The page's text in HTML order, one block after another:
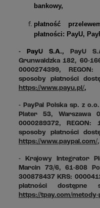
bankowy,
płatność
płatności: PayU,
- PayU S.A.,
PayU
Grunwaldzka 182, 60-
0000274399,
sposoby płatności
https://www.payu.pl/,
- PayPal Polska sp. z
Plater 53, Warszawa
0000289372, REGON:
sposoby płatności
https://www.paypal.com/,
- Krajowy Integrator
Marcin 73/6, 61-808
300878437 KRS:
płatności
https://tpay.com/metody-